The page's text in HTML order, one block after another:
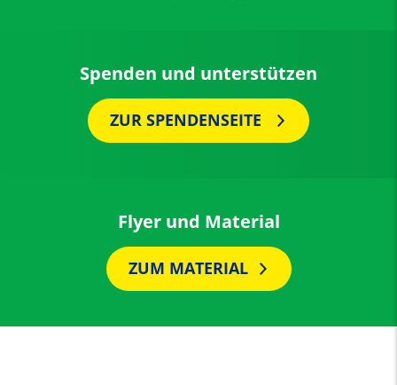
Spenden und unterstützen
ZUR SPENDENSEITE
Flyer und Material
ZUM MATERIAL